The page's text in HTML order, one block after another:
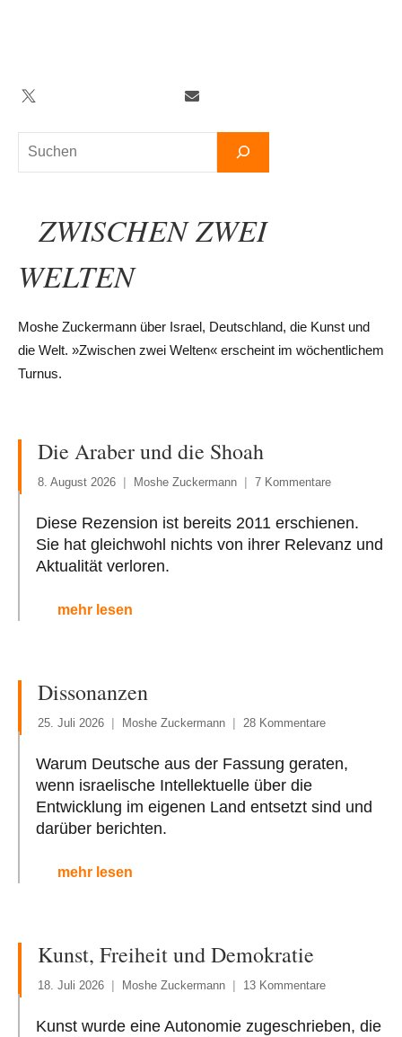
Suchen
Twitter TelegramNewsletter
ZWISCHEN ZWEI
WELTEN
Moshe Zuckermann über Israel, Deutschland, die Kunst und
die Welt. »Zwischen zwei Welten« erscheint im wöchentlichem
Turnus.
Die Araber und die Shoah
8. August 2026 Moshe Zuckermann 7 Kommentare
Diese Rezension ist bereits 2011 erschienen.
Sie hat gleichwohl nichts von ihrer Relevanz und
Aktualität verloren.
mehr lesen
Dissonanzen
25. Juli 2026 Moshe Zuckermann 28 Kommentare
Warum Deutsche aus der Fassung geraten,
wenn israelische Intellektuelle über die
Entwicklung im eigenen Land entsetzt sind und
darüber berichten.
mehr lesen
Kunst, Freiheit und Demokratie
18. Juli 2026 Moshe Zuckermann 13 Kommentare
Kunst wurde eine Autonomie zugeschrieben, die